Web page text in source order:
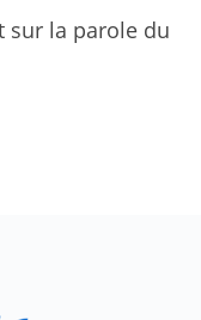
sur la parole du